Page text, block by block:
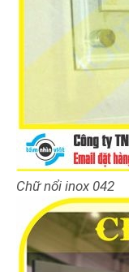
Chữ nổi inox 042